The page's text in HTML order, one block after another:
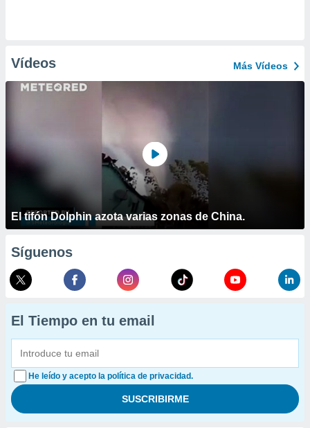
Vídeos Más Vídeos
El tifón Dolphin azota varias zonas de China.
Síguenos
El Tiempo en tu email
He leído y acepto la política de privacidad.